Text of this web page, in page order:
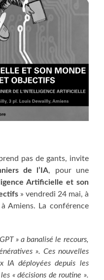
pas de gants, invite
de l’IA, pour une
Arti­fi­cielle et son
» vendredi 24 mai, à
Amiens. La con­fé­rence
» a banalisé le recours,
». Ces nouvelles
IA déployées depuis les
« décisions de routine ».